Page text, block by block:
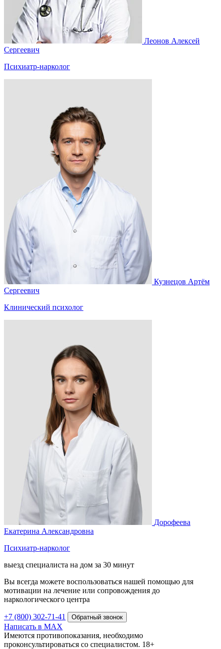
Леонов Алексей
Сергеевич
Психиатр-нарколог
Кузнецов Артём
Сергеевич
Клинический психолог
Дорофеева
Екатерина Александровна
Психиатр-нарколог
выезд специалиста на дом за 30 минут
Вы всегда можете воспользоваться нашей помощью для
мотивации на лечение или сопровождения до
наркологического центра
+7 (800) 302-71-41 Обратный звонок
Написать в MAX
Имеются противопоказания, необходимо
проконсультироваться со специалистом. 18+